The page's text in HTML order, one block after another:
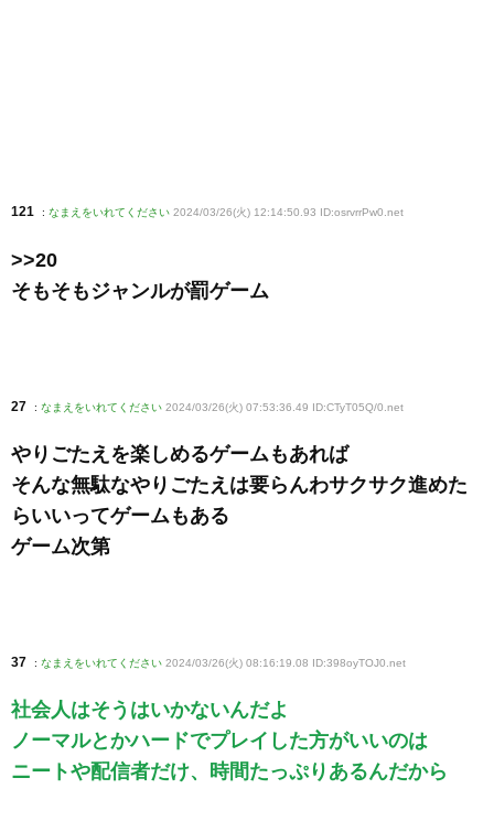
121 : なまえをいれてください 2024/03/26(火) 12:14:50.93 ID:osrvrrPw0.net
>>20
そもそもジャンルが罰ゲーム
27 : なまえをいれてください 2024/03/26(火) 07:53:36.49 ID:CTyT05Q/0 .net
やりごたえを楽しめるゲームもあれば
そんな無駄なやりごたえは要らんわサクサク進めた
らいいってゲームもある
ゲーム次第
37 : なまえをいれてください 2024/03/26(火) 08:16:19.08 ID:398oyTOJ0 .net
社会人はそうはいかないんだよ
ノーマルとかハードでプレイした方がいいのは
ニートや配信者だけ、時間たっぷりあるんだから